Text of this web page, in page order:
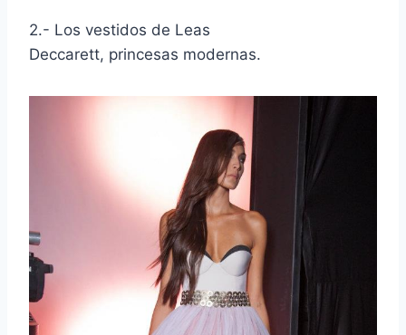
2.- Los vestidos de Leas
Deccarett, princesas modernas.